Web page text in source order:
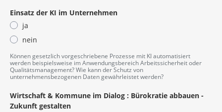
Einsatz der KI im Unternehmen
ja
nein
Können gesetzlich vorgeschriebene Prozesse mit KI automatisiert
werden beispielsweise im Anwendungsbereich Arbeitssicherheit oder
Qualitätsmanagement? Wie kann der Schutz von
unternehmensbezogenen Daten gewährleistet werden?
Wirtschaft & Kommune im Dialog : Bürokratie abbauen -
Zukunft gestalten